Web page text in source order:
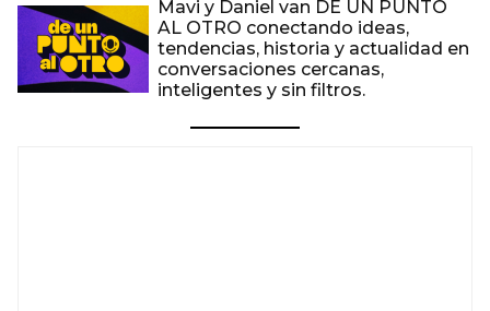
Mavi y Daniel van DE UN PUNTO
AL OTRO conectando ideas,
tendencias, historia y actualidad en
conversaciones cercanas,
inteligentes y sin filtros.